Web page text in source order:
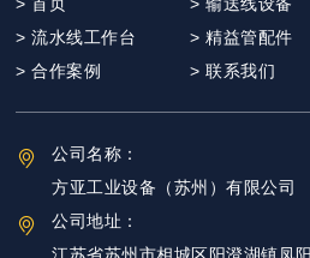
> 流水线工作台
> 精益管配件
> 合作案例
> 联系我们
公司名称：
方亚工业设备（苏州）有限公司
公司地址：
江苏省苏州市相城区阳澄湖镇凤